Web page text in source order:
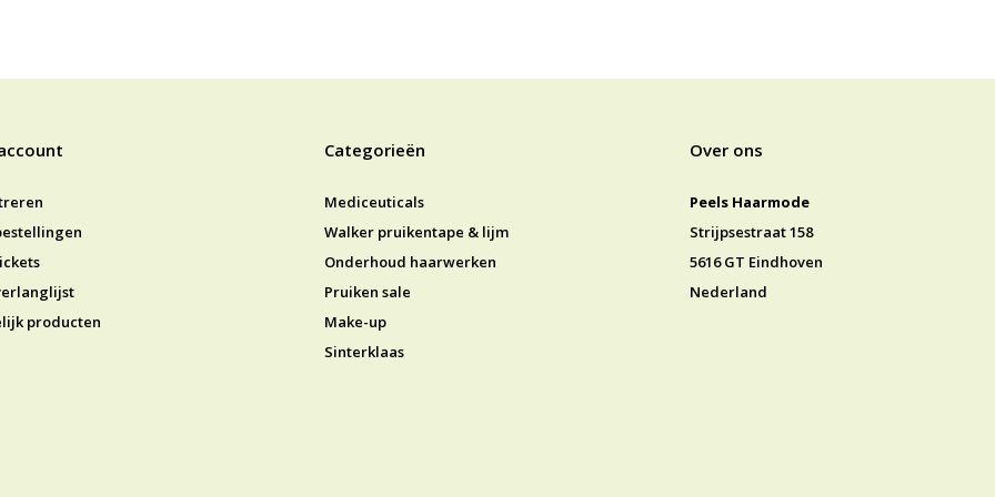
producten
Categorieën
Mediceuticals
Walker pruikentape & lijm
Onderhoud haarwerken
Pruiken sale
Make-up
Sinterklaas
Over ons
Peels Haarmode
Strijpsestraat 158
5616 GT Eindhoven
Nederland